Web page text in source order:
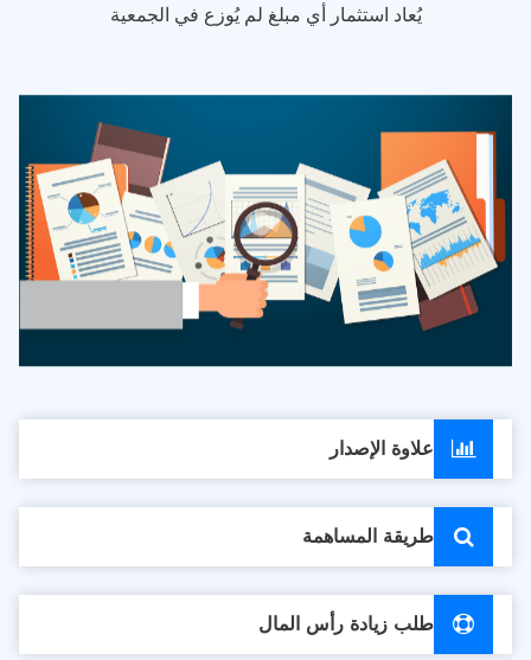
يُعاد استثمار أي مبلغ لم يُوزع في الجمعية
علاوة الإصدار
طريقة المساهمة
طلب زيادة رأس المال